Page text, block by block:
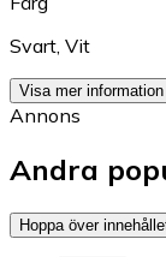
Svart Vit
Visa mer information
Annons
Andra
Hoppa över